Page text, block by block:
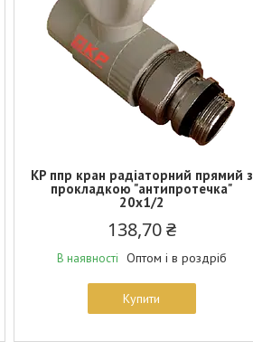
KP ппр кран радіаторний прямий з
прокладкою "антипротечка"
20x1/2
138,70 ₴
В наявності Оптом і в роздріб
Купити